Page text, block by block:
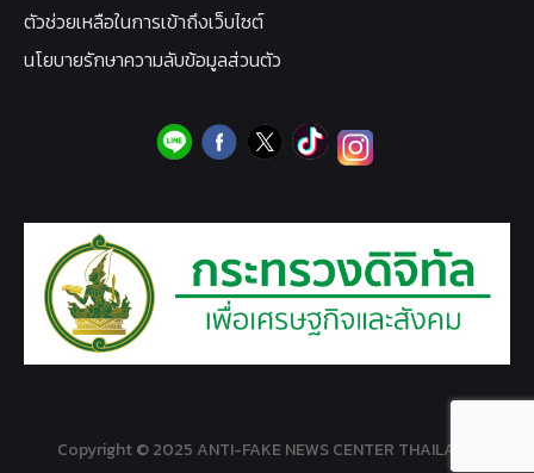
ตัวช่วยเหลือในการเข้าถึงเว็บไซต์
นโยบายรักษาความลับข้อมูลส่วนตัว
Copyright © 2025 ANTI-FAKE NEWS CENTER THAILAND